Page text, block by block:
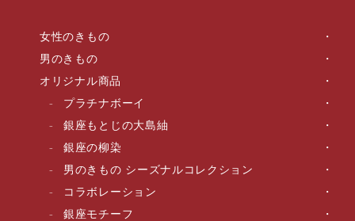
女性のきもの
男のきもの
オリジナル商品
プラチナボーイ
銀座もとじの大島紬
銀座の柳染
男のきもの シーズナルコレクション
コラボレーション
銀座モチーフ